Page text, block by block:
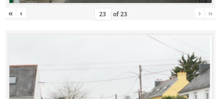
« ‹ of23 › »